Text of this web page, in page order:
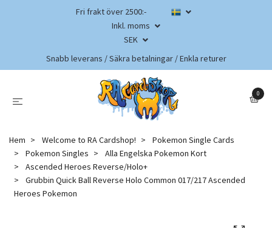
Fri frakt över 2500:-
Inkl. moms
SEK
Snabb leverans / Säkra betalningar / Enkla returer
0
Hem Welcome to RA Cardshop!
Pokemon Single Cards
Pokemon Singles
Alla Engelska Pokemon Kort
Ascended Heroes Reverse/Holo+
Grubbin Quick Ball Reverse Holo Common 017/217 Ascended
Heroes Pokemon